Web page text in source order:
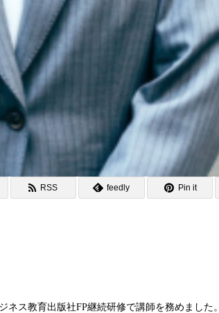
RSS feedly Pin it
ス教育出版社FP継続研修で講師を務めました。